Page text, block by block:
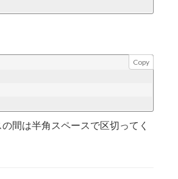
Copy
間は半角スペースで区切ってく